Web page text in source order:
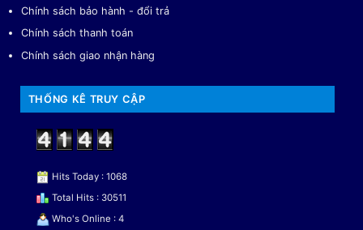
Chính sách bảo hành - đổi trả
Chính sách thanh toán
Chính sách giao nhận hàng
THỐNG KÊ TRUY CẬP
Hits Today : 1068
Total Hits : 30511
Who's Online : 4